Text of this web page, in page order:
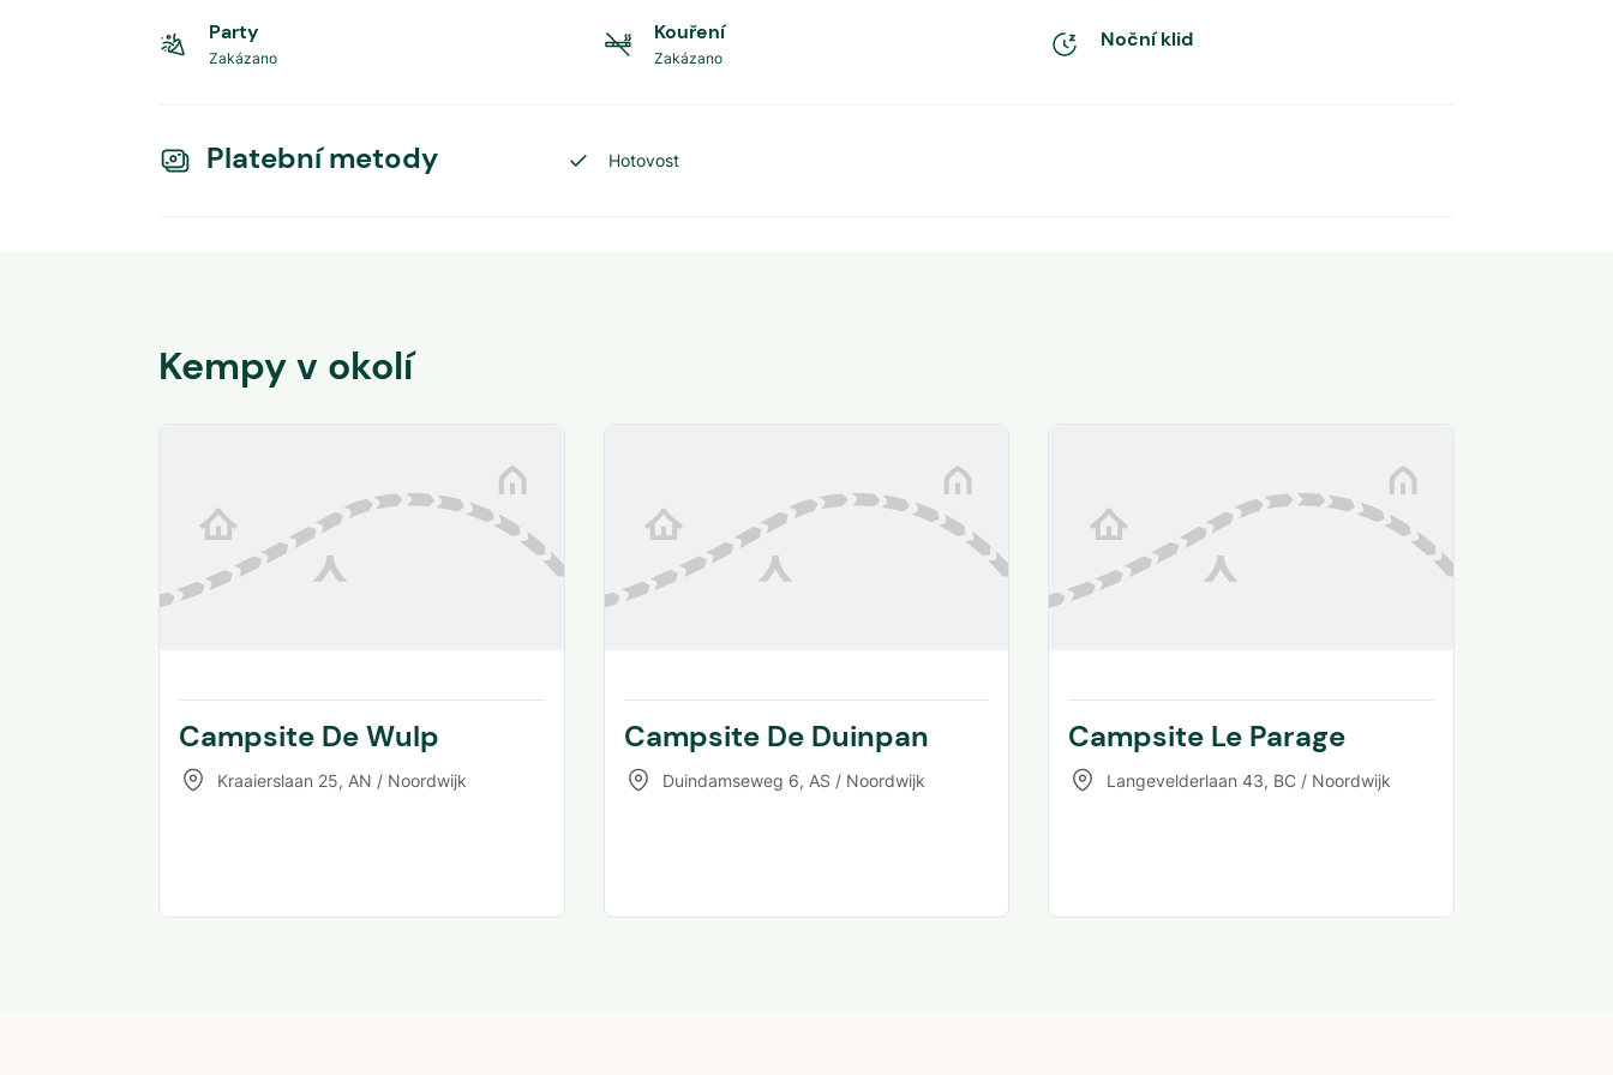
Party
Zakázano
Kouření
Zakázano
Noční klid
Platební metody Hotovost
Kempy v okolí
Campsite De Wulp
Kraaierslaan 25, AN / Noordwijk
Campsite De Duinpan
Duindamseweg 6, AS / Noordwijk
Campsite Le Parage
Langevelderlaan 43, BC / Noordwijk